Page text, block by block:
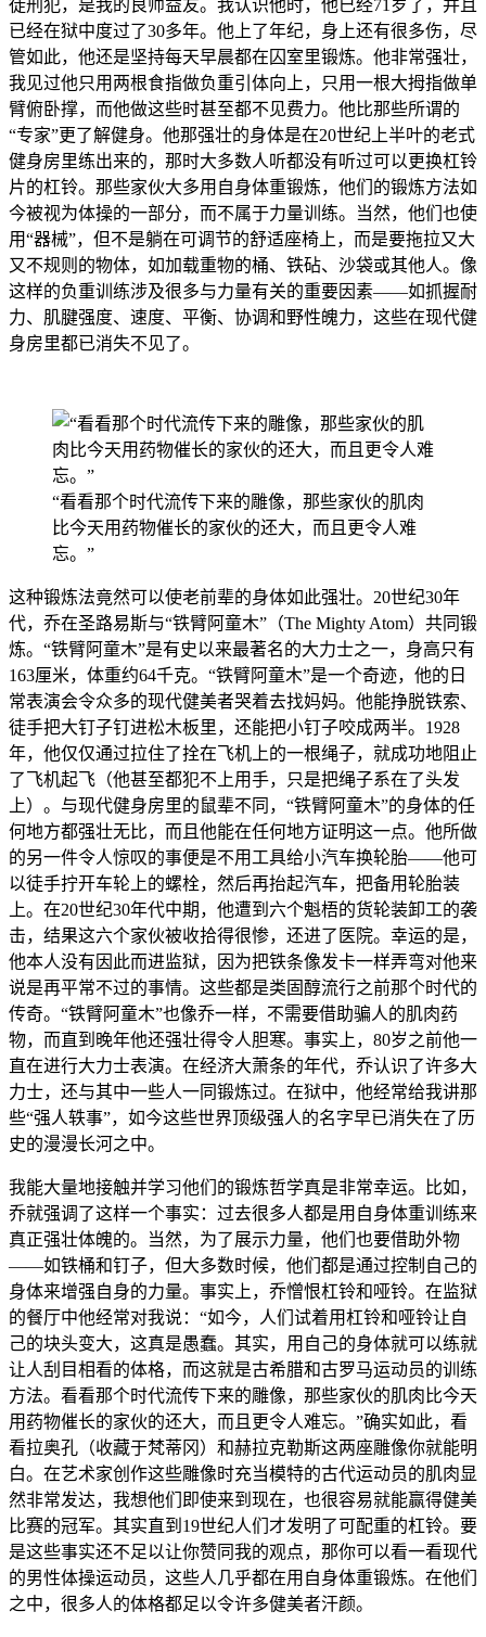
徒刑犯，是我的良师益友。我认识他时，他已经71岁了，并且
已经在狱中度过了30多年。他上了年纪，身上还有很多伤，尽
管如此，他还是坚持每天早晨都在囚室里锻炼。他非常强壮，
我见过他只用两根食指做负重引体向上，只用一根大拇指做单
臂俯卧撑，而他做这些时甚至都不见费力。他比那些所谓的
“专家”更了解健身。他那强壮的身体是在20世纪上半叶的老式
健身房里练出来的，那时大多数人听都没有听过可以更换杠铃
片的杠铃。那些家伙大多用自身体重锻炼，他们的锻炼方法如
今被视为体操的一部分，而不属于力量训练。当然，他们也使
用“器械”，但不是躺在可调节的舒适座椅上，而是要拖拉又大
又不规则的物体，如加载重物的桶、铁砧、沙袋或其他人。像
这样的负重训练涉及很多与力量有关的重要因素——如抓握耐
力、肌腱强度、速度、平衡、协调和野性魄力，这些在现代健
身房里都已消失不见了。
“看看那个时代流传下来的雕像，那些家伙的肌肉
比今天用药物催长的家伙的还大，而且更令人难
忘。”
这种锻炼法竟然可以使老前辈的身体如此强壮。20世纪30年
代，乔在圣路易斯与“铁臂阿童木”（The Mighty Atom）共同锻
炼。“铁臂阿童木”是有史以来最著名的大力士之一，身高只有
163厘米，体重约64千克。“铁臂阿童木”是一个奇迹，他的日
常表演会令众多的现代健美者哭着去找妈妈。他能挣脱铁索、
徒手把大钉子钉进松木板里，还能把小钉子咬成两半。1928
年，他仅仅通过拉住了拴在飞机上的一根绳子，就成功地阻止
了飞机起飞（他甚至都犯不上用手，只是把绳子系在了头发
上）。与现代健身房里的鼠辈不同，“铁臂阿童木”的身体的任
何地方都强壮无比，而且他能在任何地方证明这一点。他所做
的另一件令人惊叹的事便是不用工具给小汽车换轮胎——他可
以徒手拧开车轮上的螺栓，然后再抬起汽车，把备用轮胎装
上。在20世纪30年代中期，他遭到六个魁梧的货轮装卸工的袭
击，结果这六个家伙被收拾得很惨，还进了医院。幸运的是，
他本人没有因此而进监狱，因为把铁条像发卡一样弄弯对他来
说是再平常不过的事情。这些都是类固醇流行之前那个时代的
传奇。“铁臂阿童木”也像乔一样，不需要借助骗人的肌肉药
物，而直到晚年他还强壮得令人胆寒。事实上，80岁之前他一
直在进行大力士表演。在经济大萧条的年代，乔认识了许多大
力士，还与其中一些人一同锻炼过。在狱中，他经常给我讲那
些“强人轶事”，如今这些世界顶级强人的名字早已消失在了历
史的漫漫长河之中。
我能大量地接触并学习他们的锻炼哲学真是非常幸运。比如，
乔就强调了这样一个事实：过去很多人都是用自身体重训练来
真正强壮体魄的。当然，为了展示力量，他们也要借助外物
——如铁桶和钉子，但大多数时候，他们都是通过控制自己的
身体来增强自身的力量。事实上，乔憎恨杠铃和哑铃。在监狱
的餐厅中他经常对我说：“如今，人们试着用杠铃和哑铃让自
己的块头变大，这真是愚蠢。其实，用自己的身体就可以练就
让人刮目相看的体格，而这就是古希腊和古罗马运动员的训练
方法。看看那个时代流传下来的雕像，那些家伙的肌肉比今天
用药物催长的家伙的还大，而且更令人难忘。”确实如此，看
看拉奥孔（收藏于梵蒂冈）和赫拉克勒斯这两座雕像你就能明
白。在艺术家创作这些雕像时充当模特的古代运动员的肌肉显
然非常发达，我想他们即使来到现在，也很容易就能赢得健美
比赛的冠军。其实直到19世纪人们才发明了可配重的杠铃。要
是这些事实还不足以让你赞同我的观点，那你可以看一看现代
的男性体操运动员，这些人几乎都在用自身体重锻炼。在他们
之中，很多人的体格都足以令许多健美者汗颜。